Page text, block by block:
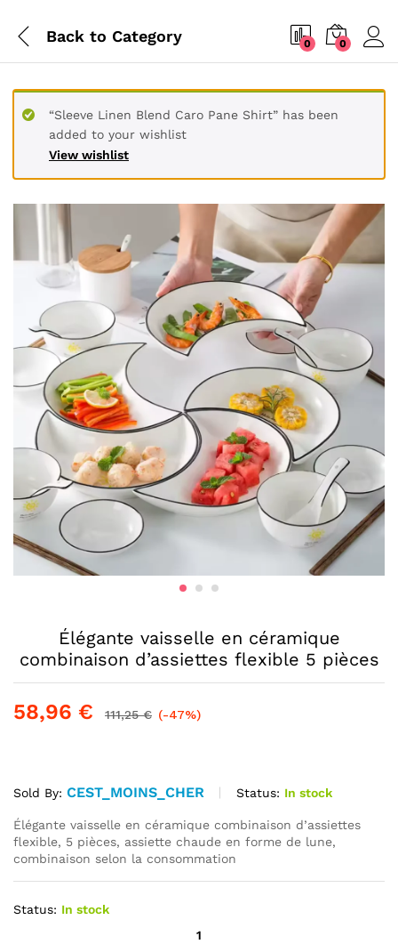
Back to Category 0 0
View wishlist
“Sleeve Linen Blend Caro Pane Shirt” has been
added to your wishlist
Élégante vaisselle en céramique
combinaison d’assiettes flexible 5 pièces
58,96 € 111,25€ (-47%)
Sold By: CEST_MOINS_CHER Status: In stock
Élégante vaisselle en céramique combinaison d’assiettes
flexible, 5 pièces, assiette chaude en forme de lune,
combinaison selon la consommation
Status: In stock